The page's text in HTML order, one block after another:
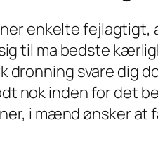
enkelte fejlagtigt,
til ma bedste
svare dig
nok inden for det
i mænd ønsker at